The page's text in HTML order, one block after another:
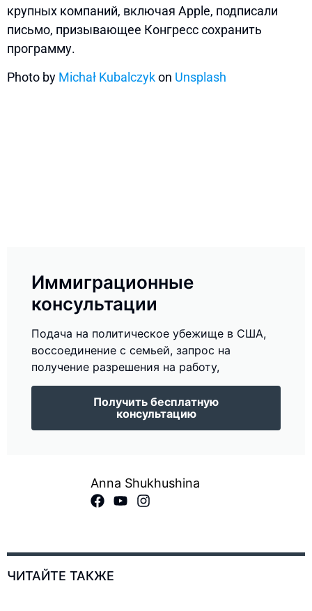
крупных компаний, включая Apple, подписали
письмо, призывающее Конгресс сохранить
программу.
Photo by Michał Kubalczykon Unsplash
Иммиграционные
консультации
Подача на политическое убежище в США,
воссоединение с семьей, запрос на
получение разрешения на работу,
Получить бесплатную
консультацию
Anna Shukhushina
ЧИТАЙТЕ ТАКЖЕ